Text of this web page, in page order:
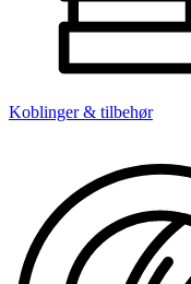
Koblinger & tilbehør